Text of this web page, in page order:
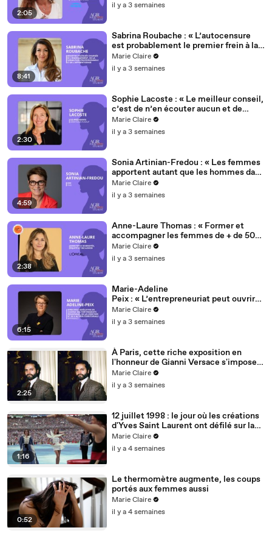
2:05
il y a 3 semaines
8:41
Sabrina Roubache : « L’autocensure
est probablement le premier frein à la
carrière des femmes après 50 ans »
Marie Claire
il y a 3 semaines
2:30
Sophie Lacoste : « Le meilleur conseil,
c’est de n’en écouter aucun et de
s’écouter soi-même »
Marie Claire
il y a 3 semaines
4:59
Sonia Artinian-Fredou : « Les femmes
apportent autant que les hommes dans
les instances de gouvernance, et
parfois davantage »
Marie Claire
il y a 3 semaines
2:38
Anne-Laure Thomas : « Former et
accompagner les femmes de + de 50
ans, c’est leur permettre de donner le
meilleur d’elles-même »
Marie Claire
il y a 3 semaines
6:15
Marie-Adeline
Peix : « L’entrepreneuriat peut ouvrir
une deuxième ou une troisième partie
de carrière »
Marie Claire
il y a 3 semaines
2:25
À Paris, cette riche exposition en
l'honneur de Gianni Versace s'impose
comme un passage obligé pour les fans
de mode
Marie Claire
il y a 3 semaines
1:16
12 juillet 1998 : le jour où les créations
d'Yves Saint Laurent ont défilé sur la
pelouse du Stade de France
Marie Claire
il y a 4 semaines
0:52
Le thermomètre augmente, les coups
portés aux femmes aussi
Marie Claire
il y a 4 semaines